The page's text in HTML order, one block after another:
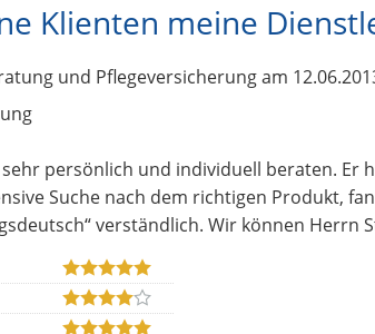
Klienten meine
und Pflegeversicherungam
persönlich und individuell beraten.
Suche nach dem richtigen Produkt,
verständlich. Wir können Herrn